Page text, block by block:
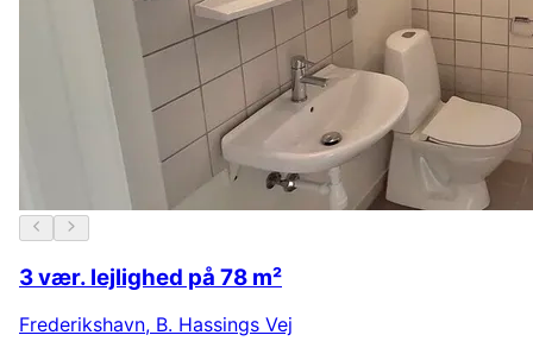
3 vær. lejlighed på 78 m²
Frederikshavn, B. Hassings Vej